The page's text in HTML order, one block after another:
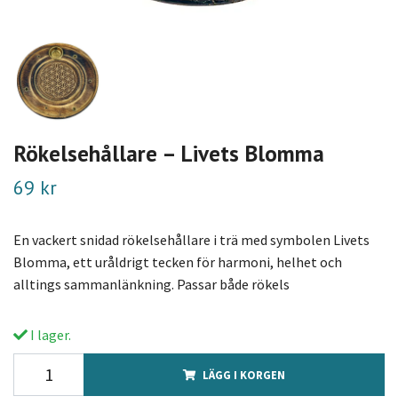
Rökelsehållare – Livets Blomma
69 kr
En vackert snidad rökelsehållare i trä med symbolen Livets
Blomma, ett uråldrigt tecken för harmoni, helhet och
alltings sammanlänkning. Passar både rökels
I lager.
LÄGG I KORGEN